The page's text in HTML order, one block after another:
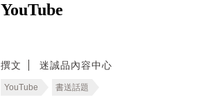
YouTube
撰文 迷誠品內容中心
YouTube 書送話題